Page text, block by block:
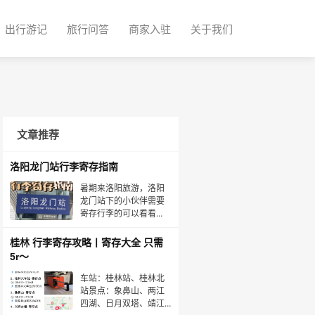
出行游记 旅行问答 商家入驻 关于我们
文章推荐
洛阳龙门站行李寄存指南
暑期来洛阳旅游，洛阳
龙门站下的小伙伴需要
寄存行李的可以看看
行李寄存平台，全国
160+设立了寄存点）详
阳 洛阳龙门站·寄存点营
业时间：09:00&nbsp;-
&nbsp;20:00收费：背包
桂林 行李寄存攻略丨寄存大全 只需
5r～
车站：桂林站、桂林北
站景点：象鼻山、两江
四湖、日月双塔、靖江